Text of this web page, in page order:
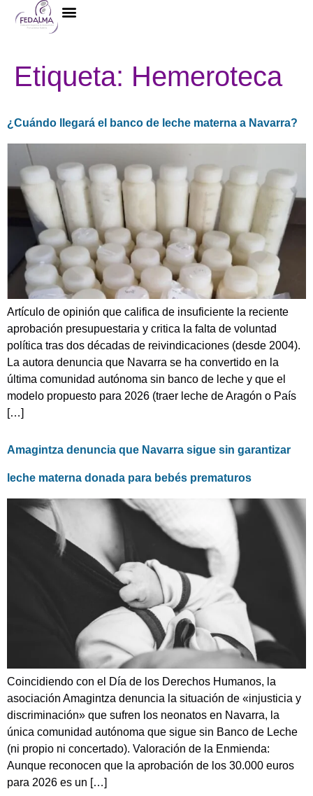
Etiqueta: Hemeroteca
¿Cuándo llegará el banco de leche materna a Navarra?
Artículo de opinión que califica de insuficiente la reciente
aprobación presupuestaria y critica la falta de voluntad
política tras dos décadas de reivindicaciones (desde 2004).
La autora denuncia que Navarra se ha convertido en la
última comunidad autónoma sin banco de leche y que el
modelo propuesto para 2026 (traer leche de Aragón o País
[…]
Amagintza denuncia que Navarra sigue sin garantizar
leche materna donada para bebés prematuros
Coincidiendo con el Día de los Derechos Humanos, la
asociación Amagintza denuncia la situación de «injusticia y
discriminación» que sufren los neonatos en Navarra, la
única comunidad autónoma que sigue sin Banco de Leche
(ni propio ni concertado). Valoración de la Enmienda:
Aunque reconocen que la aprobación de los 30.000 euros
para 2026 es un […]